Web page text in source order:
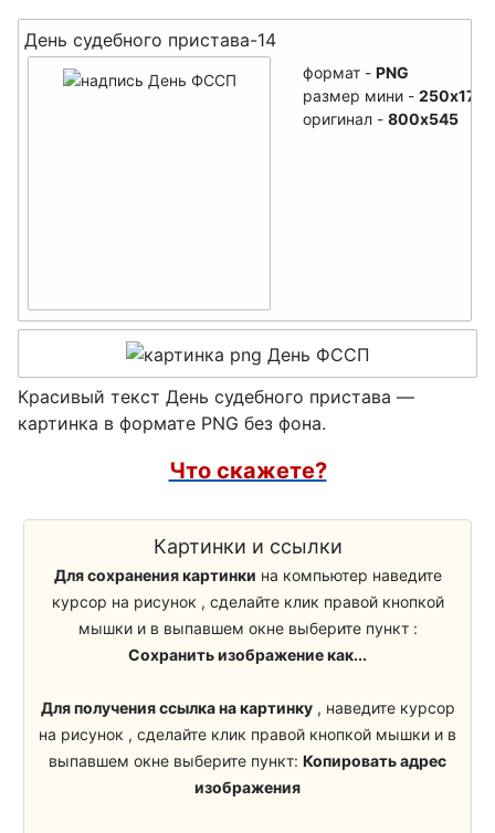
полиции
День поэзии
ремесленника
День театрального
День геодезии и
картографии
День работников
ЖКХ
День кондитера
День водолаза
День радио
тенниса
День косметолога
День рождения
День рок-н-ролла
День
радиолюбителя
День полиграфии,
полиграфиста
аварий
День скорой мед
помощи
День пожарной
охраны
День геолога
День судебного пристава-14
формат - PNG
размер мини - 250x170
оригинал - 800x545
Красивый текст День судебного пристава —
картинка в формате PNG без фона.
Что скажете?
Картинки и ссылки
Для сохранения картинки на компьютер наведите
курсор на рисунок , сделайте клик правой кнопкой
мышки и в выпавшем окне выберите пункт :
Сохранить изображение как...
Для получения ссылка на картинку, наведите курсор
на рисунок , сделайте клик правой кнопкой мышки и в
выпавшем окне выберите пункт: Копировать адрес
изображения